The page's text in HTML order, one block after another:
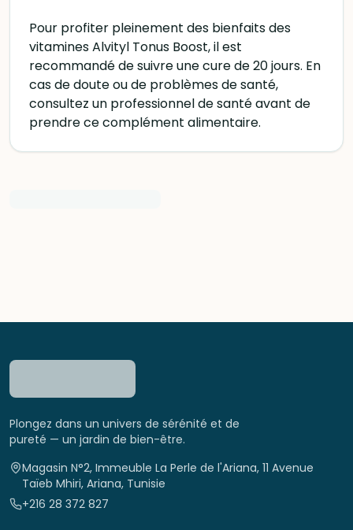
Pour profiter pleinement des bienfaits des
vitamines Alvityl Tonus Boost, il est
recommandé de suivre une cure de 20 jours. En
cas de doute ou de problèmes de santé,
consultez un professionnel de santé avant de
prendre ce complément alimentaire.
Plongez dans un univers de sérénité et de
pureté — un jardin de bien-être.
Magasin N°2, Immeuble La Perle de l'Ariana, 11 Avenue
Taïeb Mhiri, Ariana, Tunisie
+216 28 372 827